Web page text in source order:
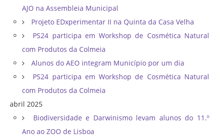
AJO na Assembleia Municipal
Projeto EDxperimentar II na Quinta da Casa Velha
PS24 participa em Workshop de Cosmética Natural
com Produtos da Colmeia
Alunos do AEO integram Município por um dia
PS24 participa em Workshop de Cosmética Natural
com Produtos da Colmeia
abril 2025
Biodiversidade e Darwinismo levam alunos do 11.º
Ano ao ZOO de Lisboa